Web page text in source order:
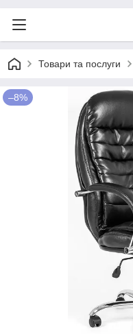
Товари та послуги
–8%